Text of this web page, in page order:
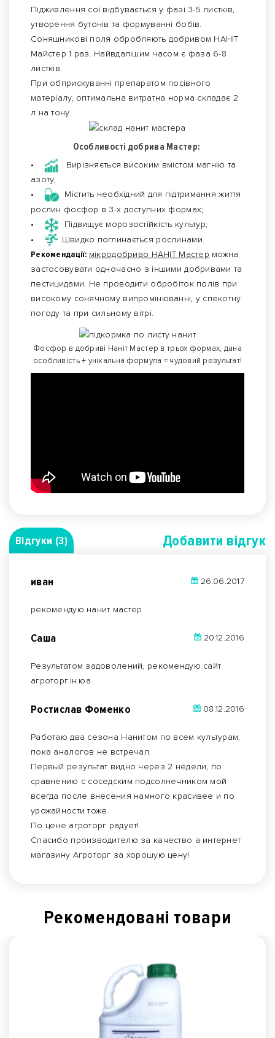
Підживлення сої відбувається у фазі 3-5 листків,
утворення бутонів та формуванні бобів.
Соняшникові поля обробляють добривом НАНІТ
Майстер 1 раз. Найвдалішим часом є фаза 6-8
листків.
При обприскуванні препаратом посівного
матеріалу, оптимальна витратна норма складає 2
л на тону.
Особливості добрива Мастер:
•
Вирізняється високим вмістом магнію та
азоту;
•
Містить необхідний для підтримання життя
рослин фосфор в 3-х доступних формах;
•
Підвищує морозостійкість культур;
•
Швидко поглинається рослинами.
Рекомендації: мікродобриво НАНІТ Мастер можна
застосовувати одночасно з іншими добривами та
пестицидами. Не проводити обробіток полів при
високому сонячному випромінюванні, у спекотну
погоду та при сильному вітрі.
Фосфор в добриві Наніт Мастер в трьох формах, дана
особливість + унікальна формула = чудовий результат!
Відгуки (3) Добавити вiдгук
иван 26.06.2017
рекомендую нанит мастер
Саша 20.12.2016
Результатом задоволений, рекомендую сайт
агроторг.ін.юа
Ростислав Фоменко 08.12.2016
Работаю два сезона Нанитом по всем культурам,
пока аналогов не встречал.
Первый результат видно через 2 недели, по
сравнению с соседским подсолнечником мой
всегда после внесения намного красивее и по
урожайности тоже
По цене агроторг радует!
Спасибо производителю за качество а интернет
магазину Агроторг за хорошую цену!
Рекомендованi товари